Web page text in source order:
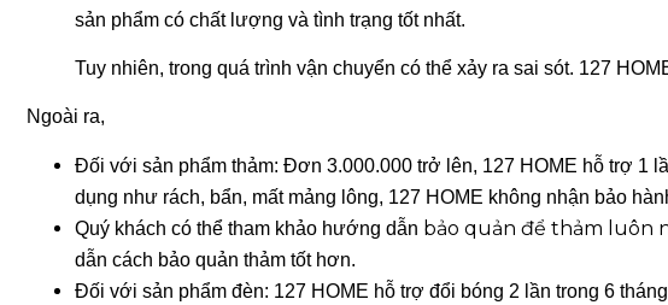
sản phẩm có chất lượng và tình trạng tốt nhất.
Tuy nhiên, trong quá trình vận chuyển có thể xảy ra sai sót. 127
Ngoài ra,
Đối với sản phẩm thảm: Đơn 3.000.000 trở lên, 127 HOME hỗ trợ 1
dụng như rách, bẩn, mất mảng lông, 127 HOME không nhận bảo
Quý khách có thể tham khảo hướng dẫn bảo quản để thảm luôn
dẫn cách bảo quản thảm tốt hơn.
Đối với sản phẩm đèn: 127 HOME hỗ trợ đổi bóng 2 lần trong 6